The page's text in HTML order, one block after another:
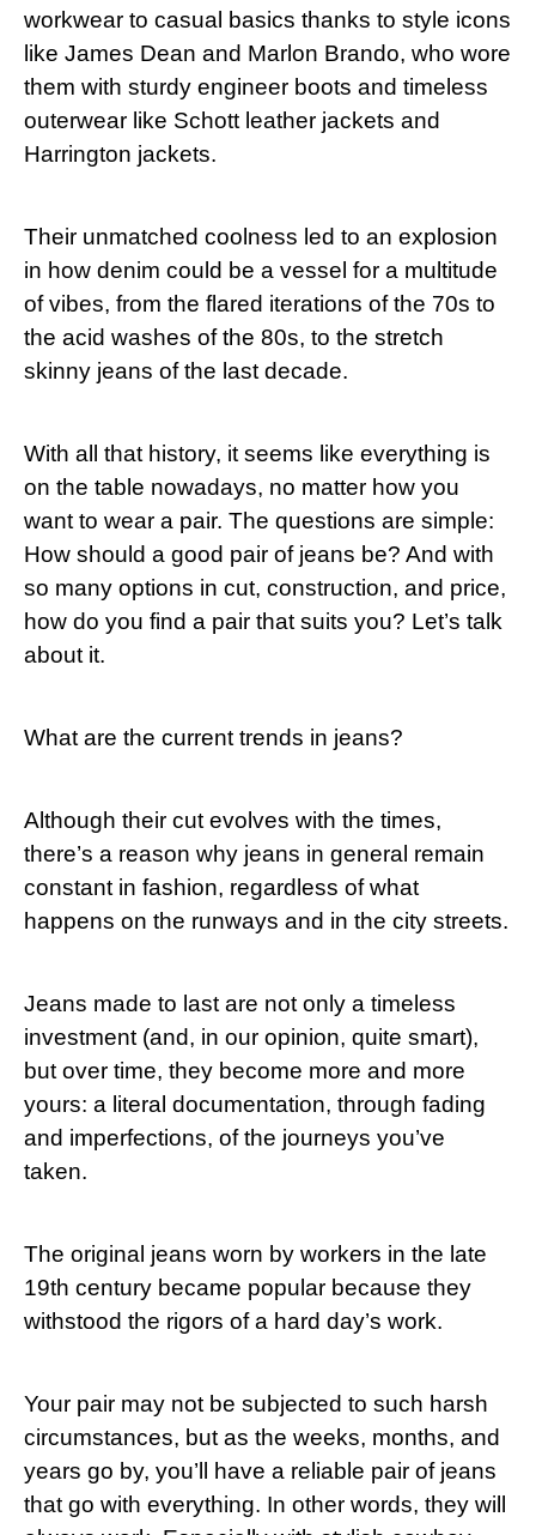
workwear to casual⁤ basics thanks ‍to style icons
like ‍James Dean and Marlon Brando, who wore
them with​ sturdy engineer boots and timeless
outerwear like Schott leather jackets and
Harrington jackets.
Their unmatched coolness led to ‍an explosion‌
in how denim could be a vessel for a multitude
of vibes, from ⁤the flared iterations of ⁣the 70s to
the acid washes of the 80s, ‍to the‌ stretch
skinny ⁣jeans of the last decade.
With all that history, it seems like everything is
on the table ‍nowadays,⁣ no matter how you
want to⁤ wear ⁤a pair. The questions are simple:
‍How should a good pair of jeans be? And ‍with
so ⁣many options in cut, construction, and price,
how‌ do you find ‍a pair that⁤ suits you? Let’s talk
about it.
What are the current trends in jeans?
Although their cut‌ evolves with the times,
there’s ⁢a reason why jeans in general remain​
constant ‍in fashion, regardless of​ what
happens on the runways and in the city streets.
Jeans made to last are not ⁢only​ a timeless
investment (and, in our opinion, quite smart),‌
but over time, they become more and more
yours: ​a literal documentation, through fading
and imperfections, of ‌the journeys you’ve
taken.
The original jeans ⁣worn by workers in the ⁤late
19th century became​ popular because they
withstood the rigors of a hard day’s work.
Your pair may not be⁤ subjected to such harsh⁣
circumstances, but as the weeks, months, and
years go by, you’ll have a reliable pair of jeans
that go with everything.​ In other ​words, they will